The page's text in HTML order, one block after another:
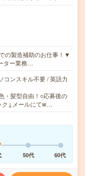
の製造補助のお仕事！▼
ター業務…
コンスキル不要 / 英語力
・髪型自由！○応募後の
ク↓メールにてw…
50代 60代